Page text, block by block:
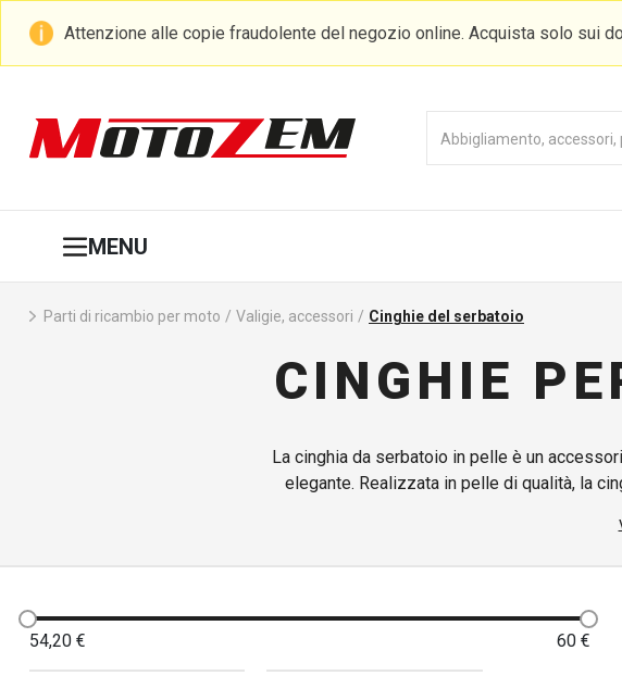
Attenzione alle copie fraudolente del negozio online. Acquista solo sui
MENU
Parti di ricambio per moto / Valigie, accessori / Cinghie del serbatoio
CINGHIE
La cinghia da serbatoio in pelle è un
elegante. Realizzata in pelle di qualità, la
54,20 € 60 €